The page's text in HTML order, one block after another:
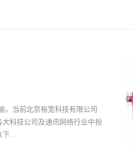
离方面的影响，也避免了由于
接收完毕，但却无法保证传
类别的光端机仅仅能接受个
不得不说这是一次全新的尝试
故障的几率被降低，能连续数
光端机已被大规模投入到市场
，当前北京裕宽科技有限公司
科技公司及通讯网络行业中扮
下...